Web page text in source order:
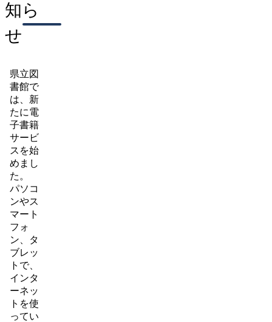
知ら
せ
県立図
書館で
は、新
たに電
子書籍
サービ
スを始
めまし
た。
パソコ
ンやス
マート
フォ
ン、タ
ブレッ
トで、
インタ
ーネッ
トを使
ってい